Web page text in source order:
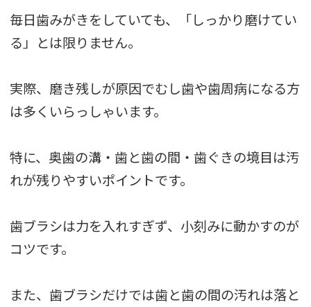
毎日歯みがきをしていても、「しっかり磨けてい
る」とは限りません。
実際、磨き残しが原因でむし歯や歯周病になる方
は多くいらっしゃいます。
特に、奥歯の溝・歯と歯の間・歯ぐきの境目は汚
れが残りやすいポイントです。
歯ブラシは力を入れすぎず、小刻みに動かすのが
コツです。
また、歯ブラシだけでは歯と歯の間の汚れは落と